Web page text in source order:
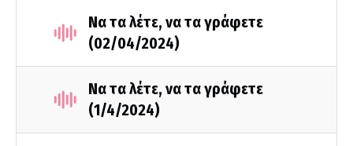
Να τα λέτε, να τα γράφετε
(02/04/2024)
Να τα λέτε, να τα γράφετε
(1/4/2024)